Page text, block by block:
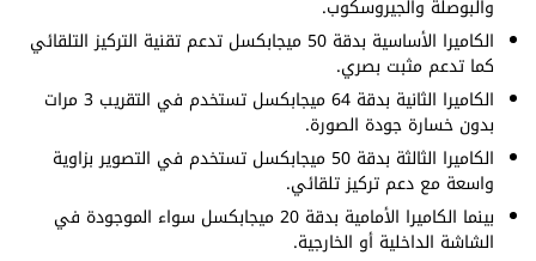
والبوصلة والجيروسكوب.
الكاميرا الأساسية بدقة 50 ميجابكسل تدعم تقنية التركيز التلقائي
كما تدعم مثبت بصري.
الكاميرا الثانية بدقة 64 ميجابكسل تستخدم في التقريب 3 مرات
بدون خسارة جودة الصورة.
الكاميرا الثالثة بدقة 50 ميجابكسل تستخدم في التصوير بزاوية
واسعة مع دعم تركيز تلقائي.
بينما الكاميرا الأمامية بدقة 20 ميجابكسل سواء الموجودة في
الشاشة الداخلية أو الخارجية.